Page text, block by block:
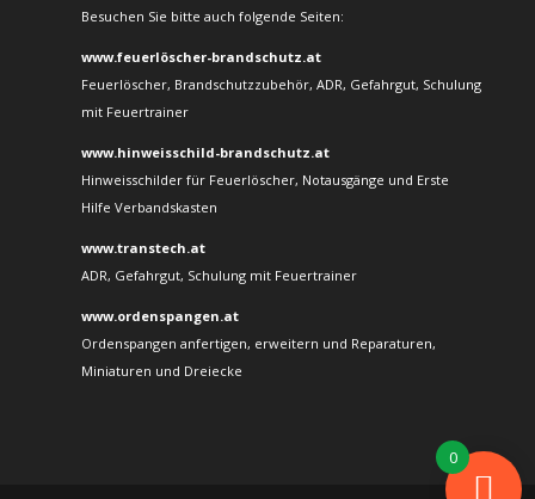
Besuchen Sie bitte auch folgende Seiten:
www.feuerlöscher-brandschutz.at
Feuerlöscher, Brandschutzzubehör, ADR, Gefahrgut, Schulung
mit Feuertrainer
www.hinweisschild-brandschutz.at
Hinweisschilder für Feuerlöscher, Notausgänge und Erste
Hilfe Verbandskasten
www.transtech.at
ADR, Gefahrgut, Schulung mit Feuertrainer
www.ordenspangen.at
Ordenspangen anfertigen, erweitern und Reparaturen,
Miniaturen und Dreiecke
0